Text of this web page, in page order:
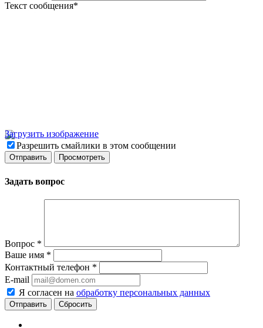
Текст сообщения*
Загрузить изображение
Разрешить смайлики в этом сообщении
Задать вопрос
Вопрос *
Ваше имя *
Контактный телефон *
E-mail
Я согласен на обработку персональных данных
Сбросить